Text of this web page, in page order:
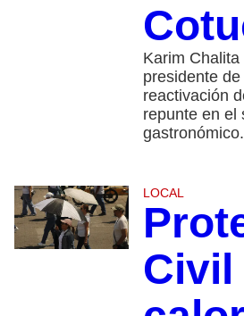
Karim
presidente
reactivación
repunte en el
gastronómico.
LOCAL
Civil